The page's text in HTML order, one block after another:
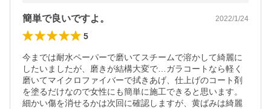
簡単で良いですよ。 2022/1/24
5
今までは耐水ペーパーで磨いてスチームで溶かして綺麗に
したいましたが、磨きが結構大変で…ガラコートなら軽く
磨いてマイクロファイバーで拭きあげ、仕上げのコート剤
を塗るだけなので女性にも簡単に施工できると思います。
細かい傷を消せるかは次回に確認しますが、黄ばみは綺麗